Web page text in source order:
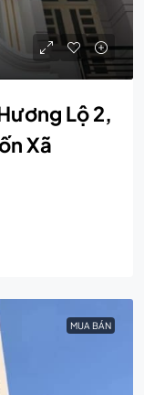
Lộ 2,
Xã
MUA BÁN